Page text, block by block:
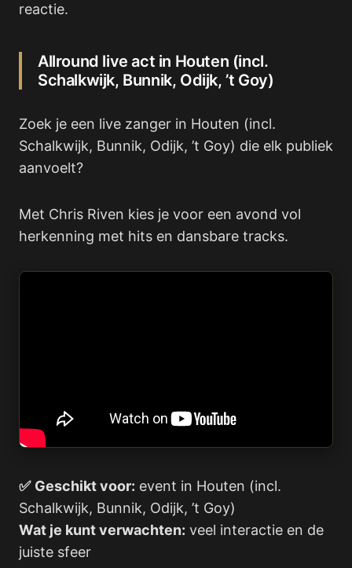
reactie.
Allround live act in Houten (incl.
Schalkwijk, Bunnik, Odijk, ’t Goy)
Zoek je een live zanger in Houten (incl.
Schalkwijk, Bunnik, Odijk, ’t Goy) die elk publiek
aanvoelt?
Met Chris Riven kies je voor een avond vol
herkenning met hits en dansbare tracks.
✅ Geschikt voor: event in Houten (incl.
Schalkwijk, Bunnik, Odijk, ’t Goy)
Wat je kunt verwachten: veel interactie en de
juiste sfeer